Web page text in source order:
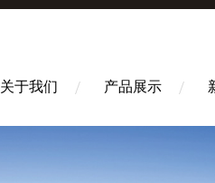
关于我们 产品展示